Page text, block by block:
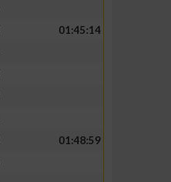
01:45:14
01:48:59